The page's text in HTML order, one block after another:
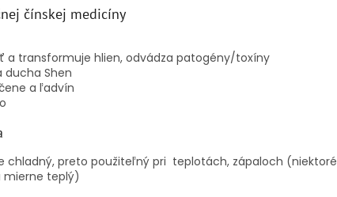
čínskej medicíny
a transformuje hlien, odvádza patogény/toxíny
ducha Shen
a ľadvín
chladný, preto použiteľný pri teplotách, zápaloch (niektoré
mierne teplý)